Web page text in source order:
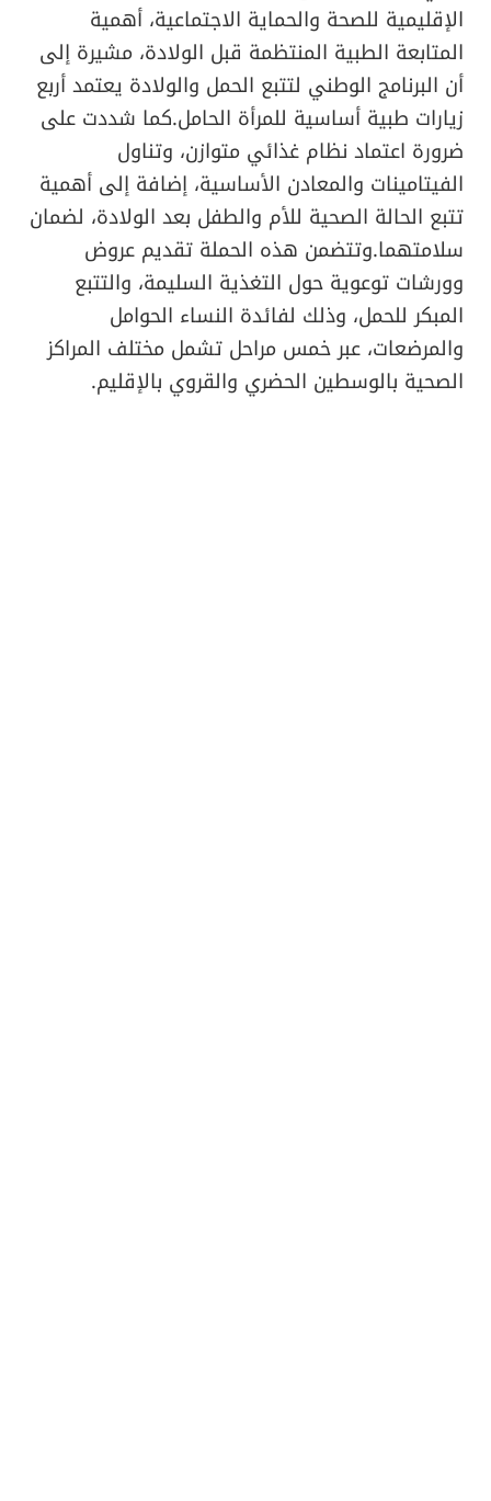
الإقليمية للصحة والحماية الاجتماعية، أهمية
المتابعة الطبية المنتظمة قبل الولادة، مشيرة إلى
أن البرنامج الوطني لتتبع الحمل والولادة يعتمد أربع
زيارات طبية أساسية للمرأة الحامل.كما شددت على
ضرورة اعتماد نظام غذائي متوازن، وتناول
الفيتامينات والمعادن الأساسية، إضافة إلى أهمية
تتبع الحالة الصحية للأم والطفل بعد الولادة، لضمان
سلامتهما.وتتضمن هذه الحملة تقديم عروض
وورشات توعوية حول التغذية السليمة، والتتبع
المبكر للحمل، وذلك لفائدة النساء الحوامل
والمرضعات، عبر خمس مراحل تشمل مختلف المراكز
الصحية بالوسطين الحضري والقروي بالإقليم.